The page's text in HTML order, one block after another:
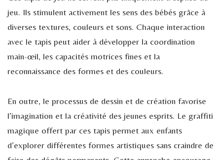
jeu. Ils stimulent activement les sens des bébés grâce à
diverses textures, couleurs et sons. Chaque interaction
avec le tapis peut aider à développer la coordination
main-œil, les capacités motrices fines et la
reconnaissance des formes et des couleurs.
En outre, le processus de dessin et de création favorise
l’imagination et la créativité des jeunes esprits. Le graffiti
magique offert par ces tapis permet aux enfants
d’explorer différentes formes artistiques sans craindre de